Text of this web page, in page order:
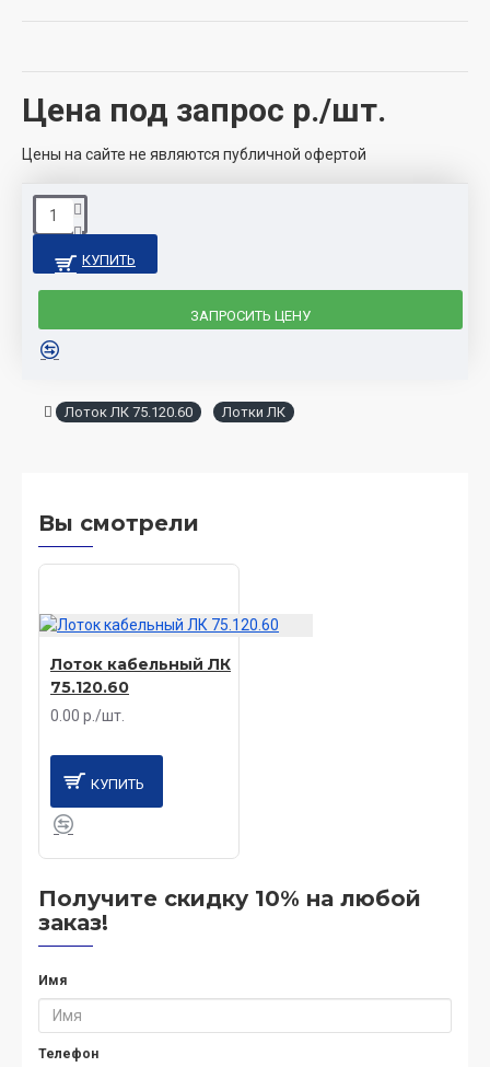
Цена под запрос р./шт.
Цены на сайте не являются публичной офертой
КУПИТЬ
ЗАПРОСИТЬ ЦЕНУ
Лоток ЛК 75.120.60 Лотки ЛК
Вы смотрели
Лоток кабельный ЛК
75.120.60
0.00 р./шт.
КУПИТЬ
Получите скидку 10% на любой
заказ!
Имя
Телефон